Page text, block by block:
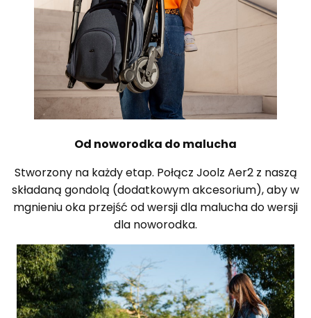
Od noworodka do malucha
Stworzony na każdy etap. Połącz Joolz Aer2 z naszą
składaną gondolą (dodatkowym akcesorium), aby w
mgnieniu oka przejść od wersji dla malucha do wersji
dla noworodka.